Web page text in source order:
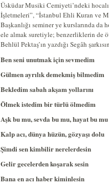
Üsküdar Musiki Cemiyeti’ndeki
İşletmeleri”, “İstanbul Ehli Kuran ve
Başkanlığı seminer ye kurslarında
ele almak suretiyle; benzerliklerin de
Behlül Pektaş’ın yazdığı Segâh
Ben seni unutmak için sevmedim
Gülmen ayrılık demekmiş bilmedim
Bekledim sabah akşam yollarını
Ölmek istedim bir türlü ölmedim
Aşk bu mu, sevda bu mu, hayat bu mu
Kalp acı, dünya hüzün, gözyaşı dolu
Şimdi sen kimbilir nerelerdesin
Gelir gecelerden koşarak sesin
Bana en acı haber kiminlesin